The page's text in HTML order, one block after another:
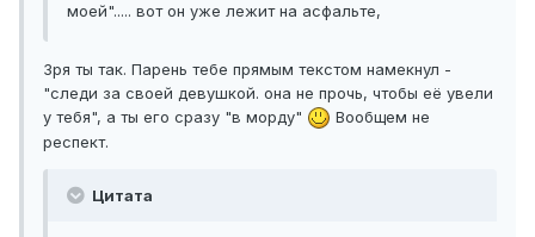
моей"..... вот он уже лежит на асфальте,
Зря ты так. Парень тебе прямым текстом намекнул -
"следи за своей девушкой. она не прочь, чтобы её увели
у тебя", а ты его сразу "в морду"
Вообщем не
респект.
Цитата